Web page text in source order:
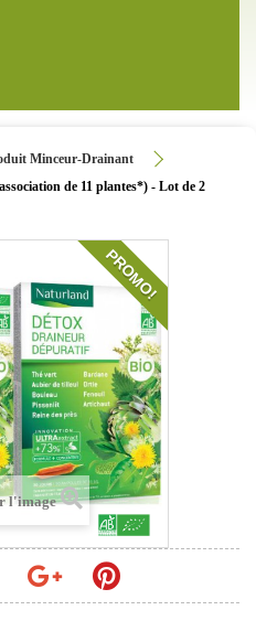
Minceur-Drainant
de 11 plantes*) - Lot de 2
PROMO!
l'image